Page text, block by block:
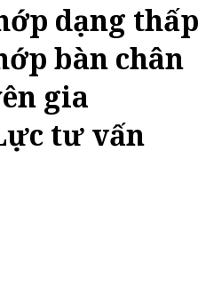
dạng thấp
bàn chân
gia
tư vấn